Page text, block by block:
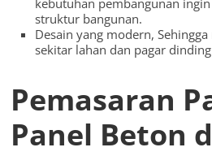
kebutuhan pembangunan
struktur bangunan.
Desain yang modern,
sekitar lahan dan pagar
Pemasaran
Panel Beton